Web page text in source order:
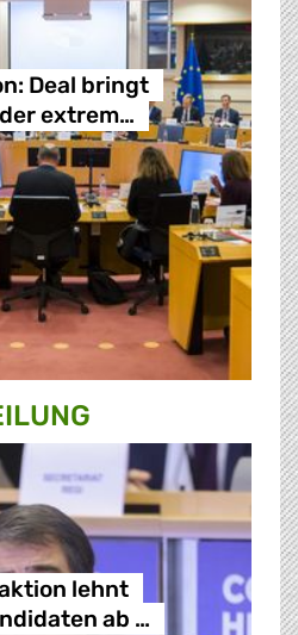
Deal bringt
extrem…
lehnt
ab …